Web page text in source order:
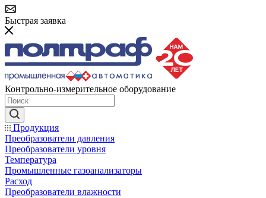
Быстрая заявка
Контрольно-измерительное оборудование
Продукция
Преобразователи давления
Преобразователи уровня
Температура
Промышленные газоанализаторы
Расход
Преобразователи влажности